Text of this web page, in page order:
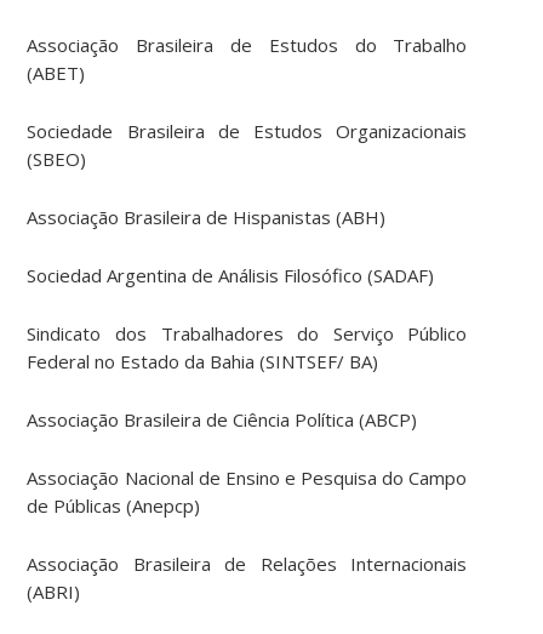
Associação Brasileira de Estudos do Trabalho
(ABET)
Sociedade Brasileira de Estudos Organizacionais
(SBEO)
Associação Brasileira de Hispanistas (ABH)
Sociedad Argentina de Análisis Filosófico (SADAF)
Sindicato dos Trabalhadores do Serviço Público
Federal no Estado da Bahia (SINTSEF/ BA)
Associação Brasileira de Ciência Política (ABCP)
Associação Nacional de Ensino e Pesquisa do Campo
de Públicas (Anepcp)
Associação Brasileira de Relações Internacionais
(ABRI)